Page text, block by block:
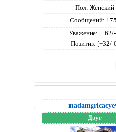
Пол: Женский
Сообщений:
Уважение:
Позитив: [+32/-
Друг